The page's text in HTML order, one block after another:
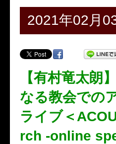
2021年02月
【有村竜太朗
なる教会での
ライブ＜
rch -online